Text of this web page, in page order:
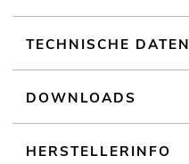
TECHNISCHE DATEN
DOWNLOADS
HERSTELLERINFO